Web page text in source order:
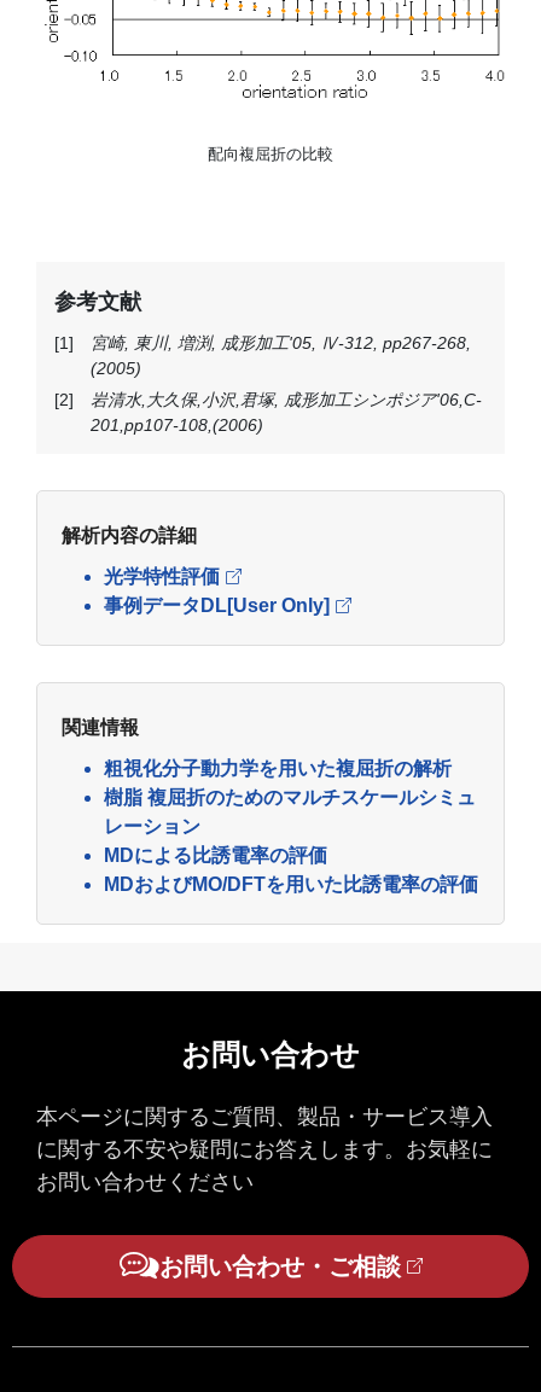
配向複屈折の比較
参考文献
宮崎, 東川, 増渕, 成形加工'05, Ⅳ-312, pp267-268,
(2005)
岩清水,大久保,小沢,君塚, 成形加工シンポジア'06,C-
201,pp107-108,(2006)
解析内容の詳細
光学特性評価
事例データDL[User Only]
関連情報
粗視化分子動力学を用いた複屈折の解析
樹脂 複屈折のためのマルチスケールシミュ
レーション
MDによる比誘電率の評価
MDおよびMO/DFTを用いた比誘電率の評価
お問い合わせ
本ページに関するご質問、製品・サービス導入
に関する不安や疑問にお答えします。お気軽に
お問い合わせください
お問い合わせ・ご相談